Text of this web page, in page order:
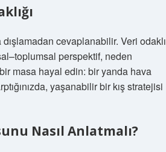
cevaplanabilir. Veri odaklı
perspektif, neden
masa hayal edin: bir yanda hava
yaşanabilir bir kış stratejisi
Nasıl Anlatmalı?